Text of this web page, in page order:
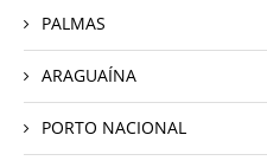
PALMAS
ARAGUAÍNA
PORTO NACIONAL